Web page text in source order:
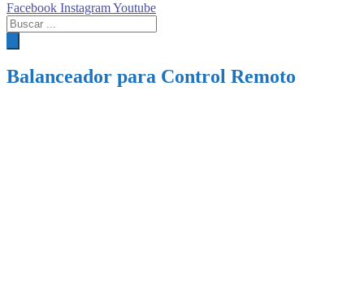
Facebook InstagramYoutube
Búsqueda
de
productos
Balanceador para Control Remoto